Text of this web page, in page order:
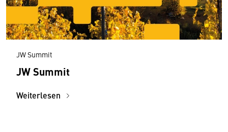
JW Summit
JW Summit
Weiterlesen